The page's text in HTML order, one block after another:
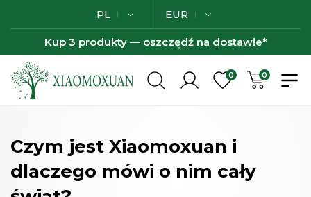
PL EUR
Kup 3 produkty — oszczędź na dostawie*
0 0
Czym jest Xiaomoxuan i
dlaczego mówi o nim cały